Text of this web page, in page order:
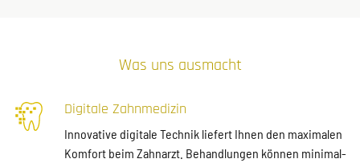
Was uns ausmacht
Digitale Zahnmedizin
Innovative digitale Technik liefert Ihnen den maximalen
Komfort beim Zahnarzt. Behandlungen können minimal-